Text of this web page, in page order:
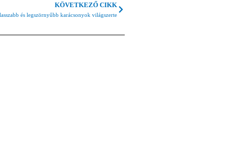
KÖVETKEZŐ CIKK
és legszörnyűbb karácsonyok világszerte